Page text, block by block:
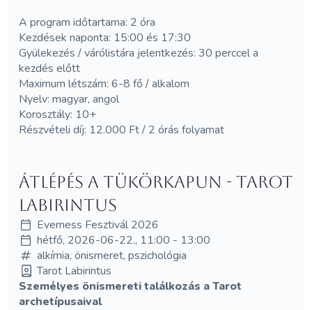
A program időtartama: 2 óra
Kezdések naponta: 15:00 és 17:30
Gyülekezés / várólistára jelentkezés: 30 perccel a
kezdés előtt
Maximum létszám: 6-8 fő / alkalom
Nyelv: magyar, angol
Korosztály: 10+
Részvételi díj: 12.000 Ft / 2 órás folyamat
Átlépés a tükörkapun - Tarot
Labirintus
Everness Fesztivál 2026
hétfő, 2026-06-22., 11:00 - 13:00
alkímia, önismeret, pszichológia
Tarot Labirintus
Személyes önismereti találkozás a Tarot
archetípusaival